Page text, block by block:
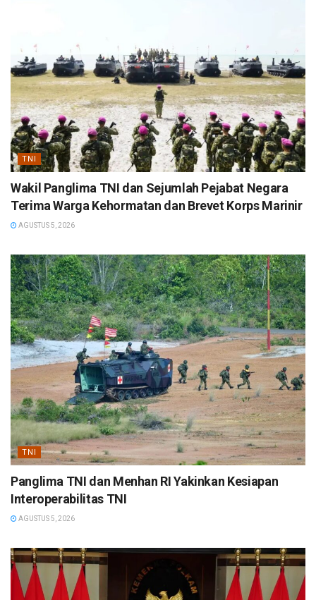
TNI
Wakil Panglima TNI dan Sejumlah Pejabat Negara
Terima Warga Kehormatan dan Brevet Korps Marinir
AGUSTUS 5, 2026
TNI
Panglima TNI dan Menhan RI Yakinkan Kesiapan
Interoperabilitas TNI
AGUSTUS 5, 2026